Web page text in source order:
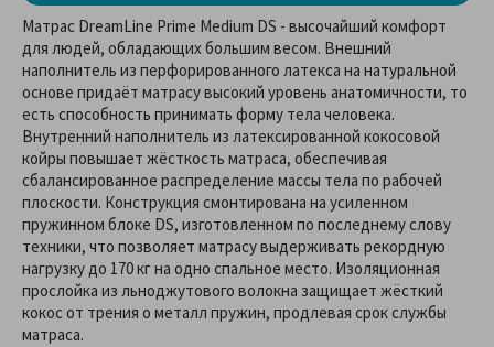
Матрас DreamLine Prime Medium DS - высочайший комфорт
для людей, обладающих большим весом. Внешний
наполнитель из перфорированного латекса на натуральной
основе придаёт матрасу высокий уровень анатомичности, то
есть способность принимать форму тела человека.
Внутренний наполнитель из латексированной кокосовой
койры повышает жёсткость матраса, обеспечивая
сбалансированное распределение массы тела по рабочей
плоскости. Конструкция смонтирована на усиленном
пружинном блоке DS, изготовленном по последнему слову
техники, что позволяет матрасу выдерживать рекордную
нагрузку до 170 кг на одно спальное место. Изоляционная
прослойка из льноджутового волокна защищает жёсткий
кокос от трения о металл пружин, продлевая срок службы
матраса.